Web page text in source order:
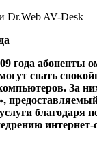
Dr.Web AV-Desk
года абоненты
спать
За
благодаря
интернет-